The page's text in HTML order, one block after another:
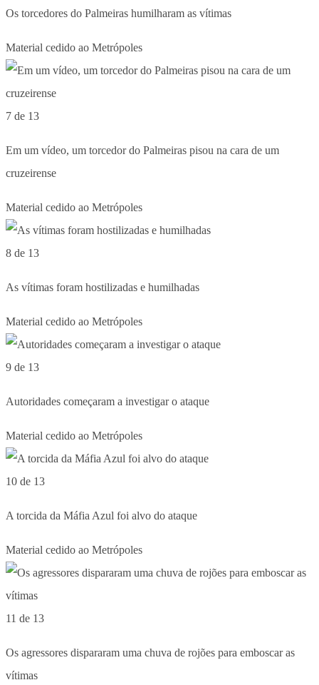
Os torcedores do Palmeiras humilharam as vítimas
Material cedido ao Metrópoles
7 de 13
Em um vídeo, um torcedor do Palmeiras pisou na cara de um
cruzeirense
Material cedido ao Metrópoles
8 de 13
As vítimas foram hostilizadas e humilhadas
Material cedido ao Metrópoles
9 de 13
Autoridades começaram a investigar o ataque
Material cedido ao Metrópoles
10 de 13
A torcida da Máfia Azul foi alvo do ataque
Material cedido ao Metrópoles
11 de 13
Os agressores dispararam uma chuva de rojões para emboscar as
vítimas